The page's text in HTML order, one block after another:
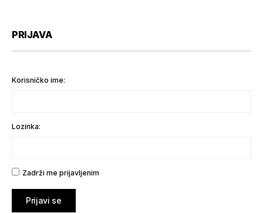
PRIJAVA
Korisničko ime:
Lozinka:
Zadrži me prijavljenim
Prijavi se